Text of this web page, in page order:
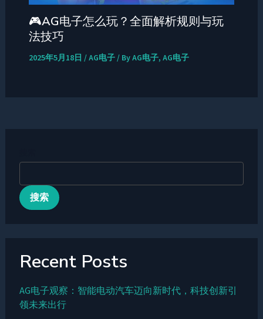
🎮AG电子怎么玩？全面解析规则与玩
法技巧
2025年5月18日 /AG电子/ ByAG电子, AG电子
搜索
Recent Posts
AG电子观察：智能电动汽车迈向新时代，科技创新引
领未来出行